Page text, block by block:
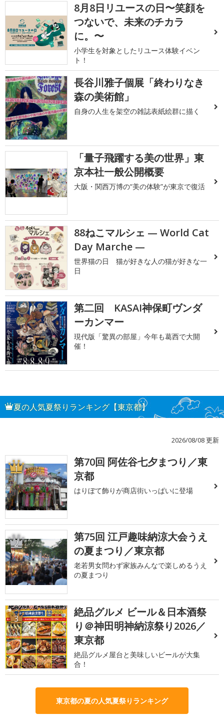
8月8日リユースの日〜笑顔を
つないで、未来のチカラ
に。〜
小学生を対象としたリユース体験イベン
ト！
長谷川雅子個展「終わりなき
森の美術館」
自身の人生を架空の雑誌表紙絵群に描く
「量子飛躍する美の世界」東
京本社一般公開概要
大阪・関西万博の“美の体験”が東京で復活
88ねこマルシェ — World Cat
Day Marche —
世界猫の日 猫が好きな人の猫が好きな一
日
第二回 KASAI神保町ヴンダ
ーカンマー
現代版「驚異の部屋」今年も葛西で大開
催！
夏の人気夏祭りランキング【東京都】
2026/08/08 更新
1
第70回 阿佐谷七夕まつり／東
京都
はりぼて飾りが商店街いっぱいに登場
2
第75回 江戸趣味納涼大会うえ
の夏まつり／東京都
老若男女問わず家族みんなで楽しめるうえ
の夏まつり
3
絶品グルメ ビール＆日本酒祭
り＠神田明神納涼祭り2026／
東京都
絶品グルメ屋台と美味しいビールが大集
合！
東京都の夏の人気夏祭りランキング